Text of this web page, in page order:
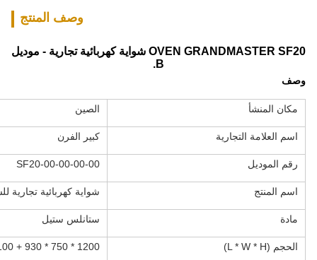
وصف المنتج
OVEN GRANDMASTER SF20 شواية كهربائية تجارية - موديل
B.
وصف
مكان المنشأ الصين
اسم العلامة التجارية كبير الفرن
رقم الموديل SF20-00-00-00-00
اسم المنتج شواية كهربائية تجارية
مادة ستانلس ستيل
الحجم (L * W * H) 1200 * 750 * 930 + 100 ملم